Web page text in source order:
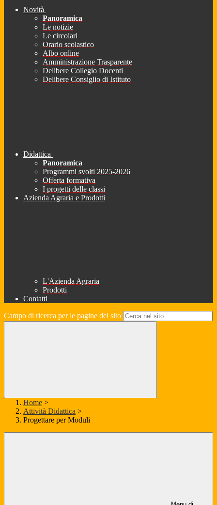
Novità
Panoramica
Le notizie
Le circolari
Orario scolastico
Albo online
Amministrazione Trasparente
Delibere Collegio Docenti
Delibere Consiglio di Istituto
Didattica
Panoramica
Programmi svolti 2025-2026
Offerta formativa
I progetti delle classi
Azienda Agraria e Prodotti
L'Azienda Agraria
Prodotti
Contatti
Campo di ricerca per le pagine del sito
Home >
Attività Didattica >
Progettare per Moduli